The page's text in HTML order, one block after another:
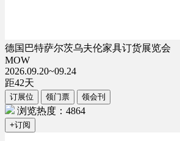
德国巴特萨尔茨乌夫伦家具订货展览会
MOW
2026.09.20~09.24
距42天
订展位 领门票 领会刊
浏览热度：4864
+订阅